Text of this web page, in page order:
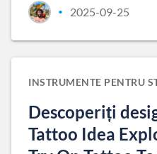
• 2025-09-25
INSTRUMENTE PENTRU
Descoperiți
Tattoo Idea